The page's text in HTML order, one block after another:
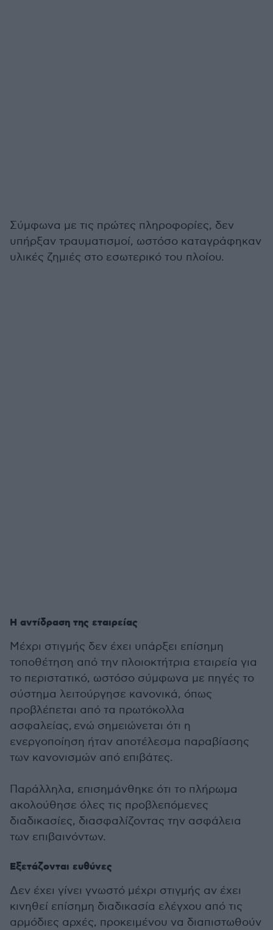
Σύμφωνα με τις πρώτες πληροφορίες, δεν
υπήρξαν τραυματισμοί, ωστόσο καταγράφηκαν
υλικές ζημιές στο εσωτερικό του πλοίου.
Η αντίδραση της εταιρείας
Μέχρι στιγμής δεν έχει υπάρξει επίσημη
τοποθέτηση από την πλοιοκτήτρια εταιρεία για
το περιστατικό, ωστόσο σύμφωνα με πηγές το
σύστημα λειτούργησε κανονικά, όπως
προβλέπεται από τα πρωτόκολλα
ασφαλείας, ενώ σημειώνεται ότι η
ενεργοποίηση ήταν αποτέλεσμα παραβίασης
των κανονισμών από επιβάτες.
Παράλληλα, επισημάνθηκε ότι το πλήρωμα
ακολούθησε όλες τις προβλεπόμενες
διαδικασίες, διασφαλίζοντας την ασφάλεια
των επιβαινόντων.
Εξετάζονται ευθύνες
Δεν έχει γίνει γνωστό μέχρι στιγμής αν έχει
κινηθεί επίσημη διαδικασία ελέγχου από τις
αρμόδιες αρχές, προκειμένου να διαπιστωθούν